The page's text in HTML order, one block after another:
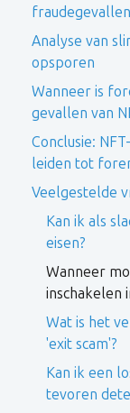
fraudegevallen
Analyse van
opsporen
Wanneer is
gevallen van
Conclusie:
leiden tot
Veelgestelde
Kan ik als
eisen?
Wanneer
inschakelen
Wat is het
'exit scam'?
Kan ik een
tevoren